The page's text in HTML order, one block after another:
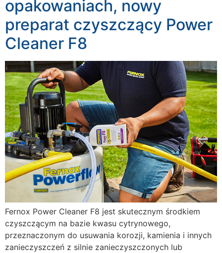
opakowaniach, nowy
preparat czyszczący Power
Cleaner F8
Fernox Power Cleaner F8 jest skutecznym środkiem
czyszczącym na bazie kwasu cytrynowego,
przeznaczonym do usuwania korozji, kamienia i innych
zanieczyszczeń z silnie zanieczyszczonych lub